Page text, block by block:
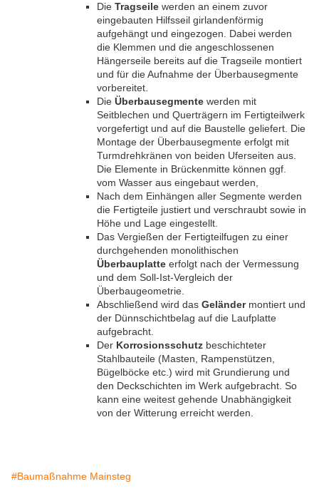
Die Tragseile werden an einem zuvor
eingebauten Hilfsseil girlandenförmig
aufgehängt und eingezogen. Dabei werden
die Klemmen und die angeschlossenen
Hängerseile bereits auf die Tragseile montiert
und für die Aufnahme der Überbausegmente
vorbereitet.
Die Überbausegmente werden mit
Seitblechen und Querträgern im Fertigteilwerk
vorgefertigt und auf die Baustelle geliefert. Die
Montage der Überbausegmente erfolgt mit
Turmdrehkränen von beiden Uferseiten aus.
Die Elemente in Brückenmitte können ggf.
vom Wasser aus eingebaut werden,
Nach dem Einhängen aller Segmente werden
die Fertigteile justiert und verschraubt sowie in
Höhe und Lage eingestellt.
Das Vergießen der Fertigteilfugen zu einer
durchgehenden monolithischen
Überbauplatte erfolgt nach der Vermessung
und dem Soll-Ist-Vergleich der
Überbaugeometrie.
Abschließend wird das Geländer montiert und
der Dünnschichtbelag auf die Laufplatte
aufgebracht.
Der Korrosionsschutz beschichteter
Stahlbauteile (Masten, Rampenstützen,
Bügelböcke etc.) wird mit Grundierung und
den Deckschichten im Werk aufgebracht. So
kann eine weitest gehende Unabhängigkeit
von der Witterung erreicht werden.
#Baumaßnahme Mainsteg